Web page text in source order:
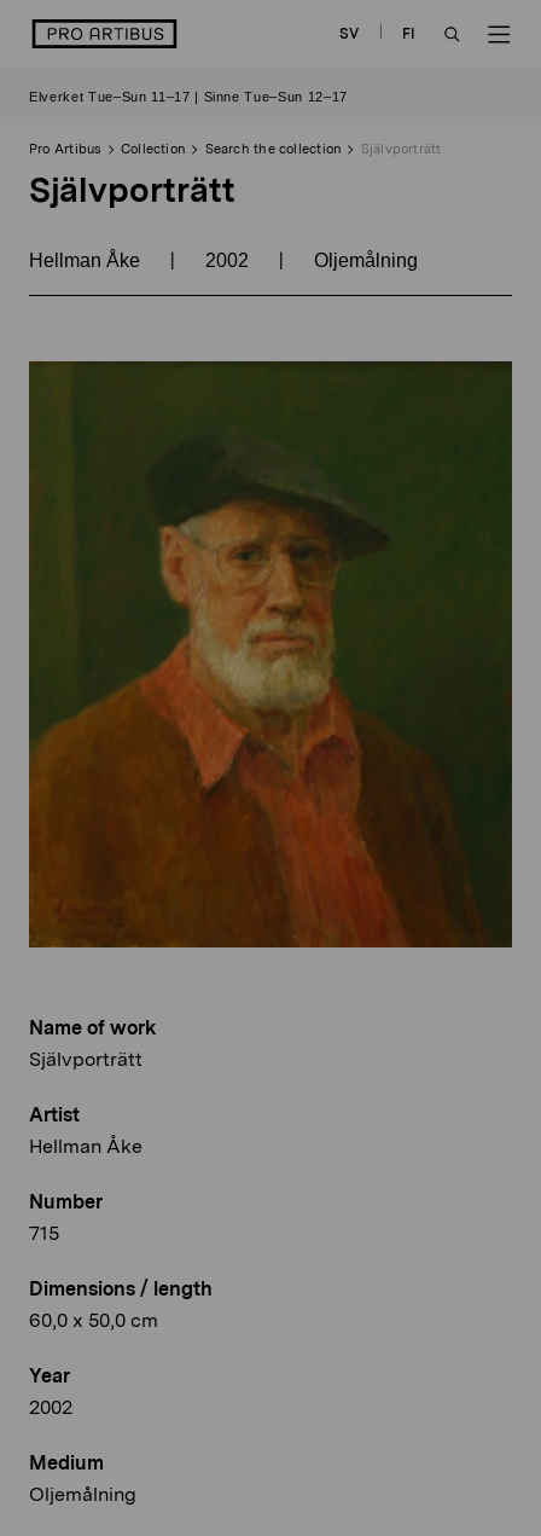
logo SV
FI
Elverket Tue–Sun 11–17 | Sinne Tue–Sun 12–17
Pro Artibus Collection Search the collection Självporträtt
Självporträtt
Hellman Åke | 2002 | Oljemålning
Name of work
Självporträtt
Artist
Hellman Åke
Number
715
Dimensions / length
60,0 x 50,0 cm
Year
2002
Medium
Oljemålning